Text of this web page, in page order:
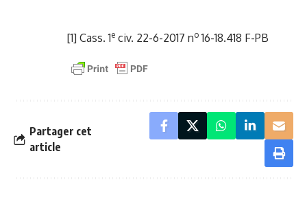
[1] Cass. 1e civ. 22-6-2017 no 16-18.418 F-PB
Partager cet
article